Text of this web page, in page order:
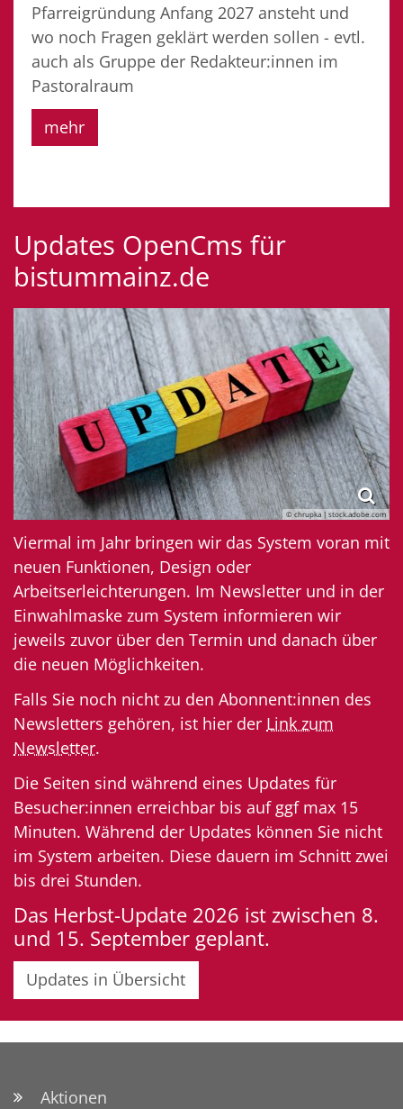
Pfarreigründung Anfang 2027 ansteht und
wo noch Fragen geklärt werden sollen - evtl.
auch als Gruppe der Redakteur:innen im
Pastoralraum
mehr
Updates OpenCms für
bistummainz.de
© chrupka | stock.adobe.com
Viermal im Jahr bringen wir das System voran mit
neuen Funktionen, Design oder
Arbeitserleichterungen. Im Newsletter und in der
Einwahlmaske zum System informieren wir
jeweils zuvor über den Termin und danach über
die neuen Möglichkeiten.
Falls Sie noch nicht zu den Abonnent:innen des
Newsletters gehören, ist hier der Link zum
Newsletter.
Die Seiten sind während eines Updates für
Besucher:innen erreichbar bis auf ggf max 15
Minuten. Während der Updates können Sie nicht
im System arbeiten. Diese dauern im Schnitt zwei
bis drei Stunden.
Das Herbst-Update 2026 ist zwischen 8.
und 15. September geplant.
Updates in Übersicht
Aktionen